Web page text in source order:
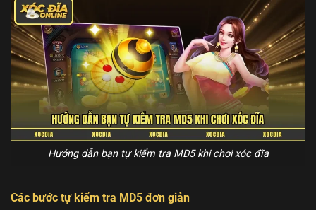
Hướng dẫn bạn tự kiểm tra MD5 khi chơi xóc đĩa
Các bước tự kiểm tra MD5 đơn giản